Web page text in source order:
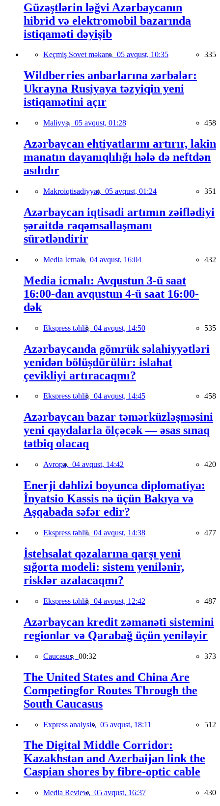
Güzəştlərin ləğvi Azərbaycanın
hibrid və elektromobil bazarında
istiqaməti dəyişib
Keçmiş Sovet məkanı, 05 avqust, 10:35 335
Wildberries anbarlarına zərbələr:
Ukrayna Rusiyaya təzyiqin yeni
istiqamətini açır
Maliyyə, 05 avqust, 01:28 458
Azərbaycan ehtiyatlarını artırır, lakin
manatın dayanıqlılığı hələ də neftdən
asılıdır
Makroiqtisadiyyat, 05 avqust, 01:24 351
Azərbaycan iqtisadi artımın zəiflədiyi
şəraitdə rəqəmsallaşmanı
sürətləndirir
Media İcmalı, 04 avqust, 16:04 432
Media icmalı: Avqustun 3-ü saat
16:00-dan avqustun 4-ü saat 16:00-
dək
Ekspress təhlil, 04 avqust, 14:50 535
Azərbaycanda gömrük səlahiyyətləri
yenidən bölüşdürülür: islahat
çevikliyi artıracaqmı?
Ekspress təhlil, 04 avqust, 14:45 458
Azərbaycan bazar təmərküzləşməsini
yeni qaydalarla ölçəcək — əsas sınaq
tətbiq olacaq
Avropa, 04 avqust, 14:42 420
Enerji dəhlizi boyunca diplomatiya:
İnyatsio Kassis nə üçün Bakıya və
Aşqabada səfər edir?
Ekspress təhlil, 04 avqust, 14:38 477
İstehsalat qəzalarına qarşı yeni
sığorta modeli: sistem yenilənir,
risklər azalacaqmı?
Ekspress təhlil, 04 avqust, 12:42 487
Azərbaycan kredit zəmanəti sistemini
regionlar və Qarabağ üçün yeniləyir
Caucasus, 00:32 373
The United States and China Are
Competingfor Routes Through the
South Caucasus
Express analysis, 05 avqust, 18:11 512
The Digital Middle Corridor:
Kazakhstan and Azerbaijan link the
Caspian shores by fibre-optic cable
Media Review, 05 avqust, 16:37 430